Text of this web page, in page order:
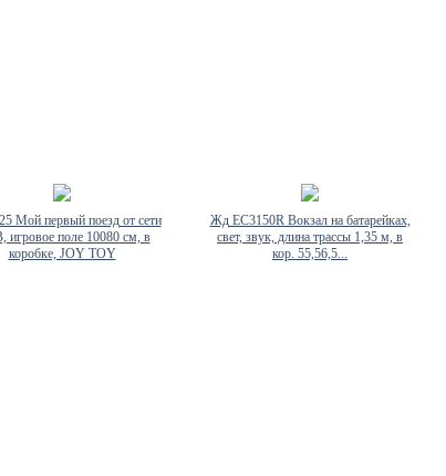
Мой первый поезд от сети
игровое поле 10080 см, в
коробке, JOY TOY
Жд EC3150R Вокзал на батарейках,
свет, звук, длина трассы 1,35 м, в
кор. 55,56,5...